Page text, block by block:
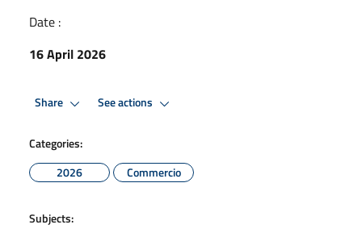
Date :
16 April 2026
Share See actions
Categories:
2026
Commercio
Subjects: